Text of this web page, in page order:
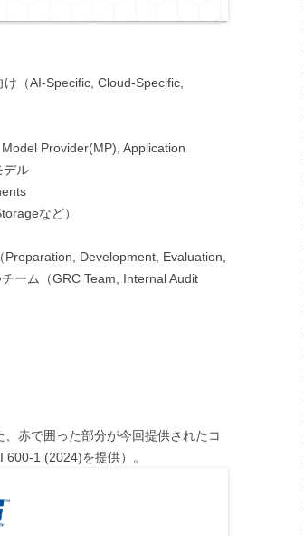
（AI-Specific, Cloud-Specific,
Provider(MP), Application
デル
など）
Development, Evaluation,
ーム（GRC Team, Internal Audit
赤で囲った部分が今回提供されたコ
1 (2024)を提供）。